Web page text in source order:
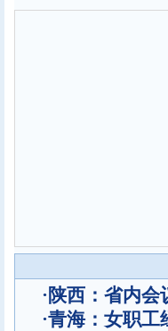
·陕西：省内会
·青海：女职工